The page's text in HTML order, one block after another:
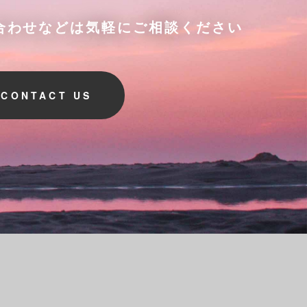
せなどは気軽にご相談ください
CONTACT US